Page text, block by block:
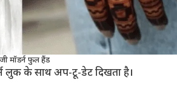
मॉडर्न फुल हैंड
लुक के साथ अप-टू-डेट दिखता है।